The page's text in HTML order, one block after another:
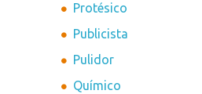
Protésico
Publicista
Pulidor
Químico